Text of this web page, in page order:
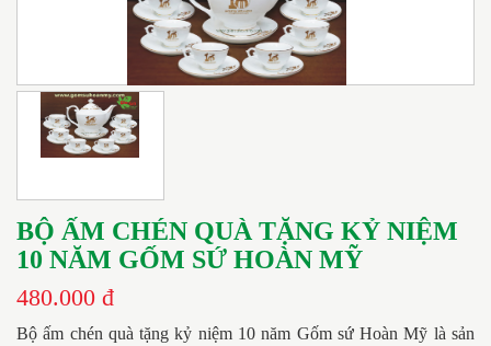
BỘ ẤM CHÉN QUÀ TẶNG KỶ NIỆM
10 NĂM GỐM SỨ HOÀN MỸ
480.000 đ
Bộ ấm chén quà tặng kỷ niệm 10 năm Gốm sứ Hoàn Mỹ là sản